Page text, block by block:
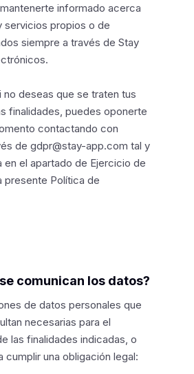
informado acerca
servicios propios o de
siempre a través de Stay
no deseas que se traten tus
finalidades, puedes oponerte
contactando con
de gdpr@stay-app.com tal y
en el apartado de Ejercicio de
presente Política de
comunican los datos?
de datos personales que
necesarias para el
las finalidades indicadas, o
cumplir una obligación legal: